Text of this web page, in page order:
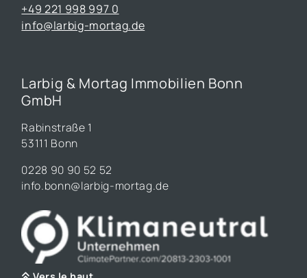
+49 221 998 997 0
info@larbig-mortag.de
Larbig & Mortag Immobilien Bonn
GmbH
Rabinstraße 1
53111 Bonn
0228 90 90 52 52
info.bonn@larbig-mortag.de